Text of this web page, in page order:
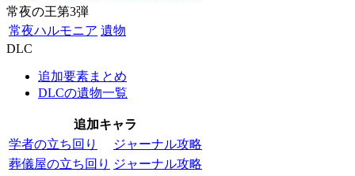
常夜の王第3弾
常夜ハルモニア 遺物
DLC
追加要素まとめ
DLCの遺物一覧
追加キャラ
学者の立ち回り
ジャーナル攻略
葬儀屋の立ち回り ジャーナル攻略